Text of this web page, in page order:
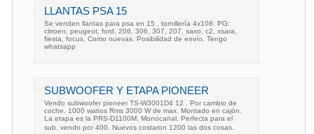
LLANTAS PSA 15
Se venden llantas para psa en 15 , tornillería 4x108. PG:
citroen, peugeot, ford, 206, 306, 307, 207, saxo, c2, xsara,
fiesta, focus. Como nuevas. Posibilidad de envío. Tengo
whatsapp
SUBWOOFER Y ETAPA PIONEER
Vendo subwoofer pioneer TS-W3001D4 12 . Por cambio de
coche. 1000 watios Rms 3000 W de max. Montado en cajón.
La etapa es la PRS-D1100M. Monocanal. Perfecta para el
sub. vendo por 400. Nuevos costaron 1200 las dos cosas.